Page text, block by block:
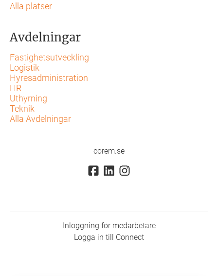
Alla platser
Avdelningar
Fastighetsutveckling
Logistik
Hyresadministration
HR
Uthyrning
Teknik
Alla Avdelningar
corem.se
Inloggning för medarbetare
Logga in till Connect